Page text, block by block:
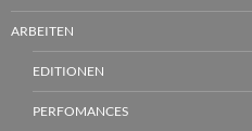
ARBEITEN
EDITIONEN
PERFOMANCES